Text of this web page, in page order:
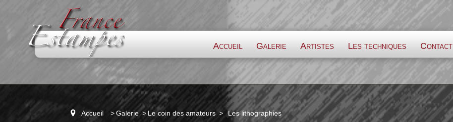
Accueil Galerie Artistes Les techniques Contact
Accueil >Galerie> Le coin des amateurs > Les lithographies